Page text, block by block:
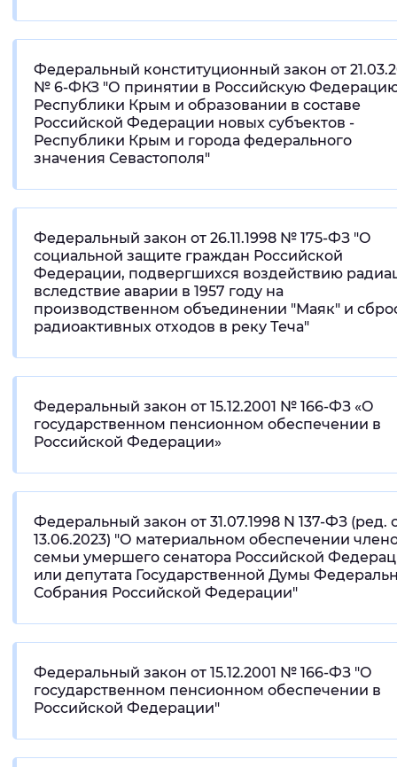
Федеральный конституционный закон от
№ 6-ФКЗ "О принятии в Российскую
Республики Крым и образовании в составе
Российской Федерации новых субъектов -
Республики Крым и города федерального
значения Севастополя"
Федеральный закон от 26.11.1998 № 175-ФЗ "О
социальной защите граждан Российской
Федерации, подвергшихся воздействию
вследствие аварии в 1957 году на
производственном объединении "Маяк" и
радиоактивных отходов в реку Теча"
Федеральный закон от 15.12.2001 № 166-ФЗ «О
государственном пенсионном обеспечении в
Российской Федерации»
Федеральный закон от 31.07.1998 N 137-ФЗ (ред.
13.06.2023) "О материальном обеспечении
семьи умершего сенатора Российской
или депутата Государственной Думы
Собрания Российской Федерации"
Федеральный закон от 15.12.2001 № 166-ФЗ "О
государственном пенсионном обеспечении в
Российской Федерации"